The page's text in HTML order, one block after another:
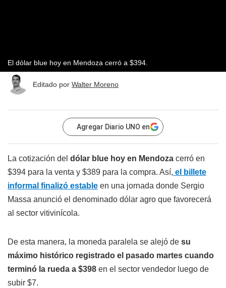
El dólar blue hoy en Mendoza cerró a $394.
Editado por Walter Moreno
Agregar Diario UNO en
La cotización del dólar blue hoy en Mendoza cerró en
$394 para la venta y $389 para la compra. Así, el billete
informal finalizó estable en una jornada donde Sergio
Massa anunció el denominado dólar agro que favorecerá
al sector vitivinícola.
De esta manera, la moneda paralela se alejó de su
máximo histórico registrado el pasado martes cuando
terminó la rueda a $398 en el sector vendedor luego de
subir $7.